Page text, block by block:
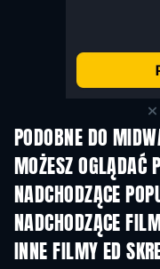
PODOBNE DO
MOŻESZ OGLĄDAĆ
NADCHODZĄCE
NADCHODZĄCE
INNE FILMY ED